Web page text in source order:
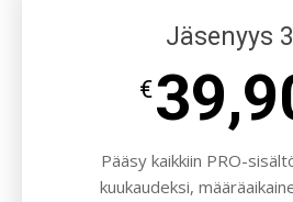
Jäsenyys
€
Pääsy kaikkiin PRO-
kuukaudeksi,